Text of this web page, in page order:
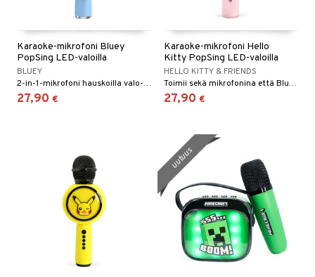
Karaoke-mikrofoni Bluey
PopSing LED-valoilla
BLUEY
2-in-1-mikrofoni hauskoilla valo- ja äänitehosteilla.
27,90 €
Karaoke-mikrofoni Hello
Kitty PopSing LED-valoilla
HELLO KITTY & FRIENDS
Toimii sekä mikrofonina että Bluetooth-kaiuttimena.
27,90 €
uutuus